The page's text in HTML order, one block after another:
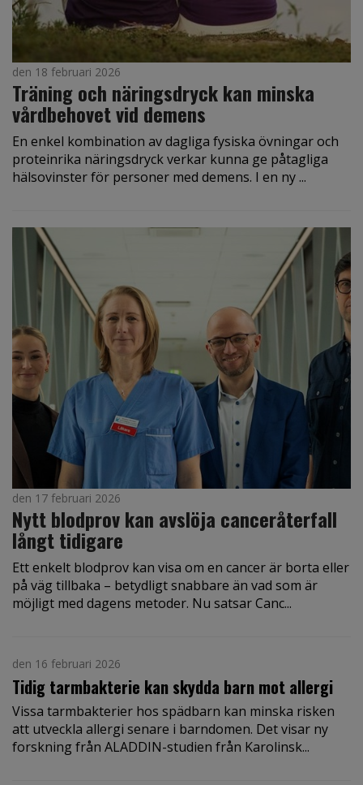
den 18 februari 2026
Träning och näringsdryck kan minska
vårdbehovet vid demens
En enkel kombination av dagliga fysiska övningar och
proteinrika näringsdryck verkar kunna ge påtagliga
hälsovinster för personer med demens. I en ny ...
den 17 februari 2026
Nytt blodprov kan avslöja canceråterfall
långt tidigare
Ett enkelt blodprov kan visa om en cancer är borta eller
på väg tillbaka – betydligt snabbare än vad som är
möjligt med dagens metoder. Nu satsar Canc...
den 16 februari 2026
Tidig tarmbakterie kan skydda barn mot allergi
Vissa tarmbakterier hos spädbarn kan minska risken
att utveckla allergi senare i barndomen. Det visar ny
forskning från ALADDIN-studien från Karolinsk...